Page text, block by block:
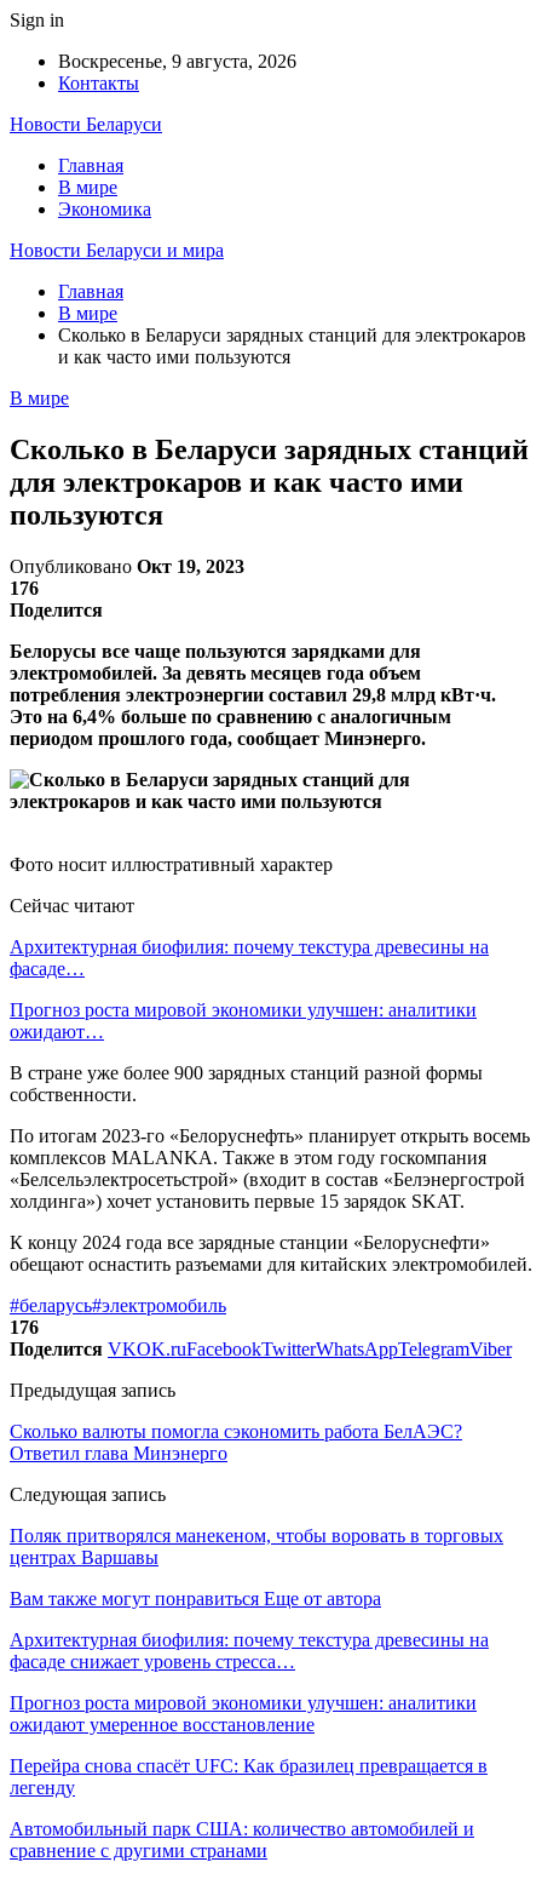
Sign in
Воскресенье, 9 августа, 2026
Контакты
Новости Беларуси
Главная
В мире
Экономика
Новости Беларуси и мира
Главная
В мире
Сколько в Беларуси зарядных станций для электрокаров
и как часто ими пользуются
В мире
Сколько в Беларуси зарядных станций
для электрокаров и как часто ими
пользуются
Опубликовано Окт 19, 2023
176
Поделится
Белорусы все чаще пользуются зарядками для
электромобилей. За девять месяцев года объем
потребления электроэнергии составил 29,8 млрд кВт·ч.
Это на 6,4% больше по сравнению с аналогичным
периодом прошлого года, сообщает Минэнерго.
Фото носит иллюстративный характер
Сейчас читают
Архитектурная биофилия: почему текстура древесины на
фасаде…
Прогноз роста мировой экономики улучшен: аналитики
ожидают…
В стране уже более 900 зарядных станций разной формы
собственности.
По итогам 2023-го «Белоруснефть» планирует открыть восемь
комплексов MALANKA. Также в этом году госкомпания
«Белсельэлектросетьстрой» (входит в состав «Белэнергострой
холдинга») хочет установить первые 15 зарядок SKAT.
К концу 2024 года все зарядные станции «Белоруснефти»
обещают оснастить разъемами для китайских электромобилей.
#беларусь#электромобиль
176
Поделится VKOK.ruFacebookTwitterWhatsAppTelegramViber
Предыдущая запись
Сколько валюты помогла сэкономить работа БелАЭС?
Ответил глава Минэнерго
Следующая запись
Поляк притворялся манекеном, чтобы воровать в торговых
центрах Варшавы
Вам также могут понравиться Еще от автора
Архитектурная биофилия: почему текстура древесины на
фасаде снижает уровень стресса…
Прогноз роста мировой экономики улучшен: аналитики
ожидают умеренное восстановление
Перейра снова спасёт UFC: Как бразилец превращается в
легенду
Автомобильный парк США: количество автомобилей и
сравнение с другими странами